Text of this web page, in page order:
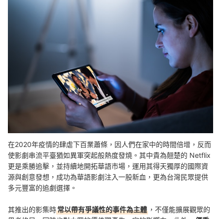
在2020年疫情的肆虐下百業蕭條，因人們在家中的時間倍增，反而
使影劇串流平臺猶如異軍突起般熱度發燒。其中貴為翹楚的 Netflix
更是乘勝追擊，並持續地開拓華語市場，運用其得天獨厚的國際資
源與創意發想，成功為華語影劇注入一股新血，更為台灣民眾提供
多元豐富的追劇選擇。
其推出的影集時常以帶有爭議性的事件為主體 ，不僅能擴展觀眾的